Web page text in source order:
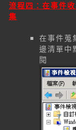
流程四：在事件
集
在事件蒐
邊清單中
閱